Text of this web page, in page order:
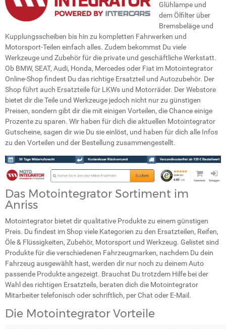
Glühlampe und
dem Ölfilter über
Bremsbeläge und
Kupplungsscheiben bis hin zu kompletten Fahrwerken und
Motorsport-Teilen einfach alles. Zudem bekommst Du viele
Werkzeuge und Zubehör für die private und geschäftliche Werkstatt.
Ob BMW, SEAT, Audi, Honda, Mercedes oder Fiat im Motointegrator
Online-Shop findest Du das richtige Ersatzteil und Autozubehör. Der
Shop führt auch Ersatzteile für LKWs und Motorräder. Der Webstore
bietet dir die Teile und Werkzeuge jedoch nicht nur zu günstigen
Preisen, sondern gibt dir die mit einigen Vorteilen, die Chance einige
Prozente zu sparen. Wir haben für dich die aktuellen Motointegrator
Gutscheine, sagen dir wie Du sie einlöst, und haben für dich alle Infos
zu den Vorteilen und der Bestellung zusammengestellt.
Das Motointegrator Sortiment im
Anriss
Motointegrator bietet dir qualitative Produkte zu einem günstigen
Preis. Du findest im Shop viele Kategorien zu den Ersatzteilen, Reifen,
Öle & Flüssigkeiten, Zubehör, Motorsport und Werkzeug. Gelistet sind
Produkte für die verschiedenen Fahrzeugmarken, nachdem Du dein
Fahrzeug ausgewählt hast, werden dir nur noch zu deinem Auto
passende Produkte angezeigt. Brauchst Du trotzdem Hilfe bei der
Wahl des richtigen Ersatzteils, beraten dich die Motointegrator
Mitarbeiter telefonisch oder schriftlich, per Chat oder E-Mail.
Die Motointegrator Vorteile